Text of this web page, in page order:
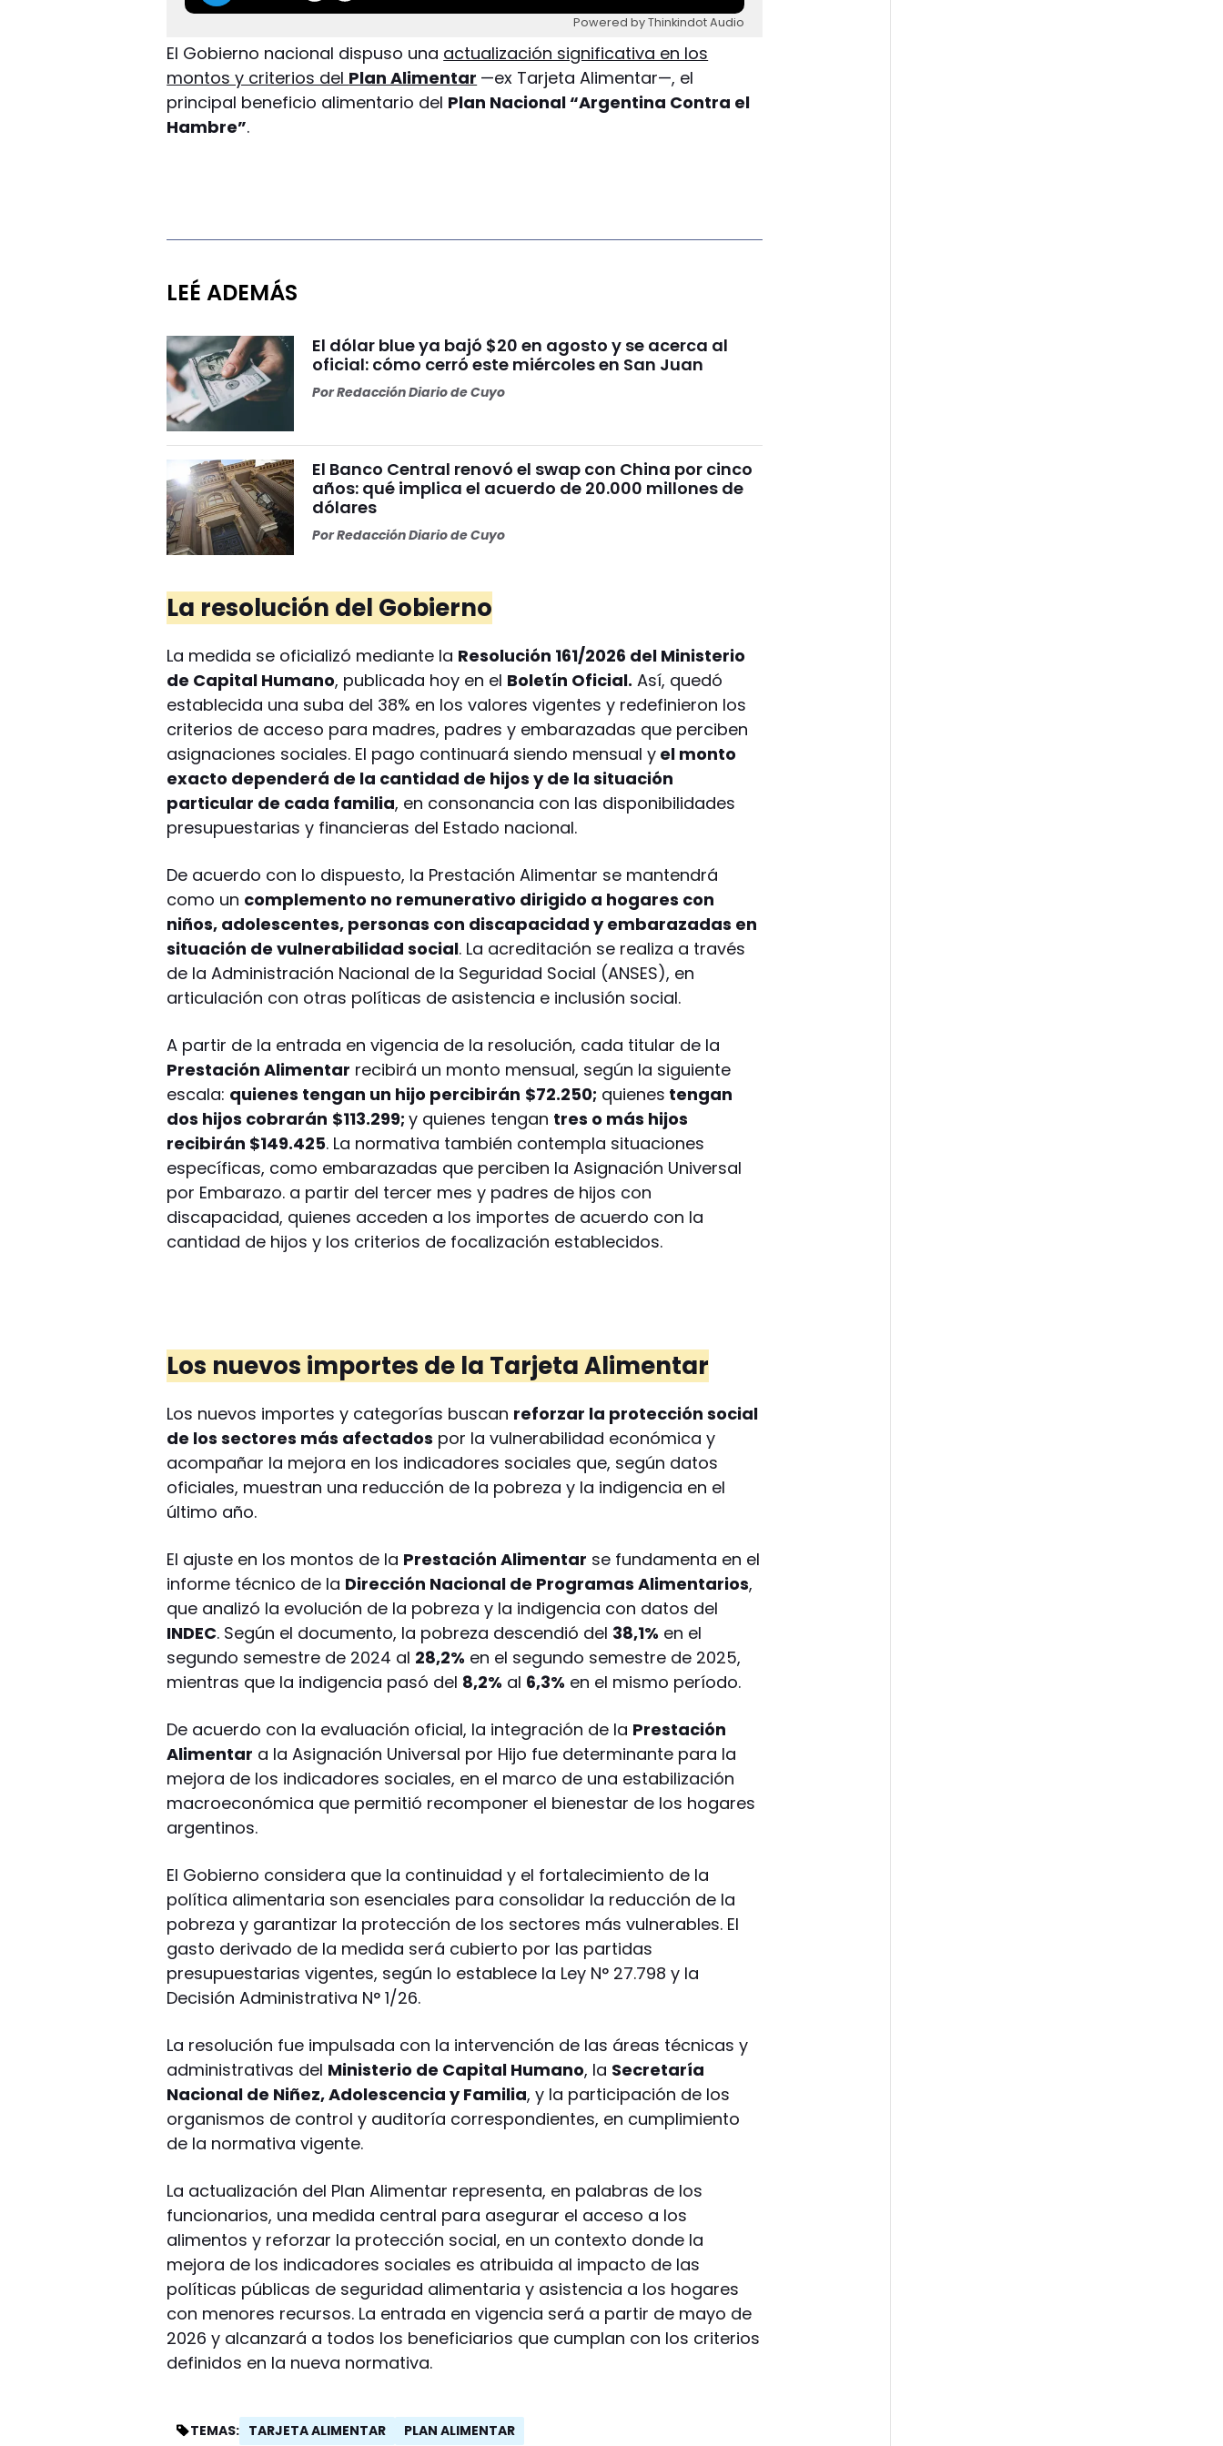
Powered by Thinkindot Audio
El Gobierno nacional dispuso una actualización significativa en los
montos y criterios del Plan Alimentar —ex Tarjeta Alimentar—, el
principal beneficio alimentario del Plan Nacional “Argentina Contra el
Hambre”.
LEÉ ADEMÁS
El dólar blue ya bajó $20 en agosto y se acerca al
oficial: cómo cerró este miércoles en San Juan
PorRedacción Diario de Cuyo
El Banco Central renovó el swap con China por cinco
años: qué implica el acuerdo de 20.000 millones de
dólares
PorRedacción Diario de Cuyo
La resolución del Gobierno
La medida se oficializó mediante la Resolución 161/2026 del Ministerio
de Capital Humano, publicada hoy en el Boletín Oficial. Así, quedó
establecida una suba del 38% en los valores vigentes y redefinieron los
criterios de acceso para madres, padres y embarazadas que perciben
asignaciones sociales. El pago continuará siendo mensual y el monto
exacto dependerá de la cantidad de hijos y de la situación
particular de cada familia, en consonancia con las disponibilidades
presupuestarias y financieras del Estado nacional.
De acuerdo con lo dispuesto, la Prestación Alimentar se mantendrá
como un complemento no remunerativo dirigido a hogares con
niños, adolescentes, personas con discapacidad y embarazadas en
situación de vulnerabilidad social. La acreditación se realiza a través
de la Administración Nacional de la Seguridad Social (ANSES), en
articulación con otras políticas de asistencia e inclusión social.
A partir de la entrada en vigencia de la resolución, cada titular de la
Prestación Alimentar recibirá un monto mensual, según la siguiente
escala: quienes tengan un hijo percibirán $72.250; quienes tengan
dos hijos cobrarán $113.299;y quienes tengan tres o más hijos
recibirán $149.425. La normativa también contempla situaciones
específicas, como embarazadas que perciben la Asignación Universal
por Embarazo. a partir del tercer mes y padres de hijos con
discapacidad, quienes acceden a los importes de acuerdo con la
cantidad de hijos y los criterios de focalización establecidos.
Los nuevos importes de la Tarjeta Alimentar
Los nuevos importes y categorías buscan reforzar la protección social
de los sectores más afectados por la vulnerabilidad económica y
acompañar la mejora en los indicadores sociales que, según datos
oficiales, muestran una reducción de la pobreza y la indigencia en el
último año.
El ajuste en los montos de la Prestación Alimentar se fundamenta en el
informe técnico de la Dirección Nacional de Programas Alimentarios,
que analizó la evolución de la pobreza y la indigencia con datos del
INDEC. Según el documento, la pobreza descendió del 38,1% en el
segundo semestre de 2024 al 28,2% en el segundo semestre de 2025,
mientras que la indigencia pasó del 8,2% al 6,3% en el mismo período.
De acuerdo con la evaluación oficial, la integración de la Prestación
Alimentar a la Asignación Universal por Hijo fue determinante para la
mejora de los indicadores sociales, en el marco de una estabilización
macroeconómica que permitió recomponer el bienestar de los hogares
argentinos.
El Gobierno considera que la continuidad y el fortalecimiento de la
política alimentaria son esenciales para consolidar la reducción de la
pobreza y garantizar la protección de los sectores más vulnerables. El
gasto derivado de la medida será cubierto por las partidas
presupuestarias vigentes, según lo establece la Ley N° 27.798 y la
Decisión Administrativa N° 1/26.
La resolución fue impulsada con la intervención de las áreas técnicas y
administrativas del Ministerio de Capital Humano, la Secretaría
Nacional de Niñez, Adolescencia y Familia, y la participación de los
organismos de control y auditoría correspondientes, en cumplimiento
de la normativa vigente.
La actualización del Plan Alimentar representa, en palabras de los
funcionarios, una medida central para asegurar el acceso a los
alimentos y reforzar la protección social, en un contexto donde la
mejora de los indicadores sociales es atribuida al impacto de las
políticas públicas de seguridad alimentaria y asistencia a los hogares
con menores recursos. La entrada en vigencia será a partir de mayo de
2026 y alcanzará a todos los beneficiarios que cumplan con los criterios
definidos en la nueva normativa.
TEMAS: TARJETA ALIMENTAR PLAN ALIMENTAR